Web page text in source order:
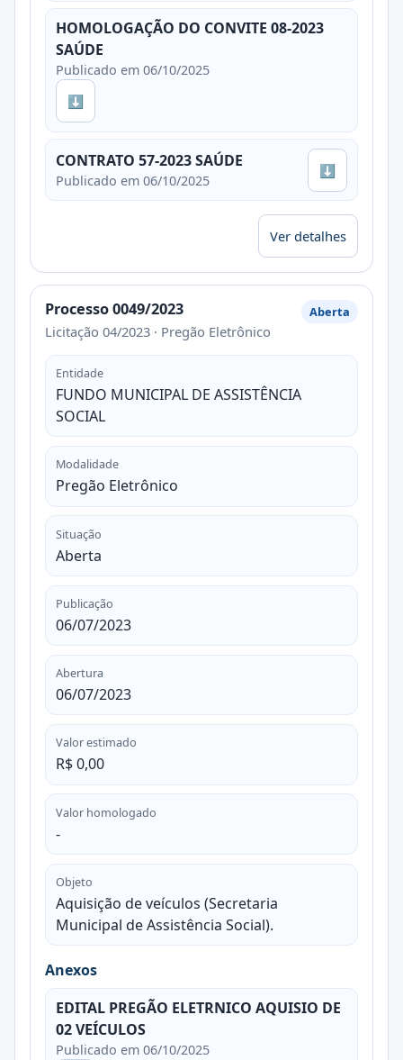
HOMOLOGAÇÃO DO CONVITE 08-2023
SAÚDE
Publicado em 06/10/2025
⬇
CONTRATO 57-2023 SAÚDE
Publicado em 06/10/2025
⬇
Ver detalhes
Processo 0049/2023
Licitação 04/2023 · Pregão Eletrônico
Aberta
Entidade
FUNDO MUNICIPAL DE ASSISTÊNCIA
SOCIAL
Modalidade
Pregão Eletrônico
Situação
Aberta
Publicação
06/07/2023
Abertura
06/07/2023
Valor estimado
R$ 0,00
Valor homologado
-
Objeto
Aquisição de veículos (Secretaria
Municipal de Assistência Social).
Anexos
EDITAL PREGÃO ELETRNICO AQUISIO DE
02 VEÍCULOS
Publicado em 06/10/2025